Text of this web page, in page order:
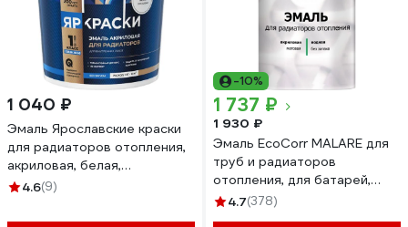
1 040 ₽
Эмаль Ярославские краски
для радиаторов отопления,
акриловая, белая,
шелковисто-матовая
4.6(9)
-10%
1 737 ₽
1 930 ₽
Эмаль EcoCorr MALARE для
труб и радиаторов
отопления, для батарей,
водная акриловая без запаха
4.7(378)